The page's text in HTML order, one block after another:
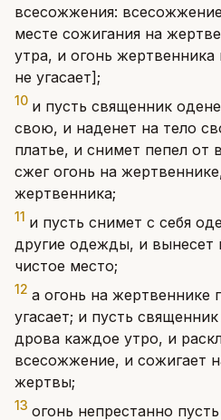
всесожжения:
месте сожигания на
утра, и огонь
не угасает];
10 и пусть священник
свою, и наденет на тело
платье, и снимет пепел от
сжег огонь на
жертвенника;
11 и пусть снимет с себя
другие одежды, и вынесет
чистое место;
12 а огонь на жертвеннике
угасает; и пусть
дрова каждое утро, и
всесожжение, и сожигает
жертвы;
13 огонь непрестанно